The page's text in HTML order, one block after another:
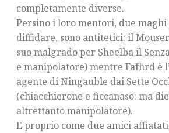
completamente diverse.
Persino i loro mentori, due
diffidare, sono antitetici: il
suo malgrado per Sheelba il
e manipolatore) mentre Fafhrd è
agente di Ningauble dai Sette
(chiacchierone e ficcanaso: ma
altrettanto manipolatore).
E proprio come due amici